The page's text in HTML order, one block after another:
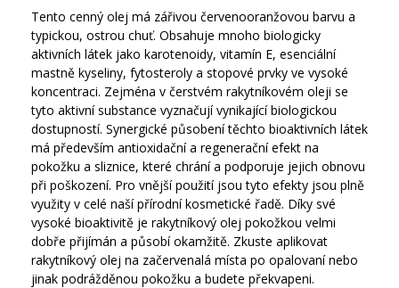
Tento cenný olej má zářivou červenooranžovou barvu a
typickou, ostrou chuť. Obsahuje mnoho biologicky
aktivních látek jako karotenoidy, vitamín E, esenciální
mastně kyseliny, fytosteroly a stopové prvky ve vysoké
koncentraci. Zejména v čerstvém rakytníkovém oleji se
tyto aktivní substance vyznačují vynikající biologickou
dostupností. Synergické působení těchto bioaktivních látek
má především antioxidační a regenerační efekt na
pokožku a sliznice, které chrání a podporuje jejich obnovu
při poškození. Pro vnější použití jsou tyto efekty jsou plně
využity v celé naší přírodní kosmetické řadě. Díky své
vysoké bioaktivitě je rakytníkový olej pokožkou velmi
dobře přijímán a působí okamžitě. Zkuste aplikovat
rakytníkový olej na začervenalá místa po opalovaní nebo
jinak podrážděnou pokožku a budete překvapeni.